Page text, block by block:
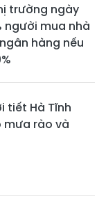
trường ngày
người mua nhà
hàng nếu
tiết Hà Tĩnh
mưa rào và